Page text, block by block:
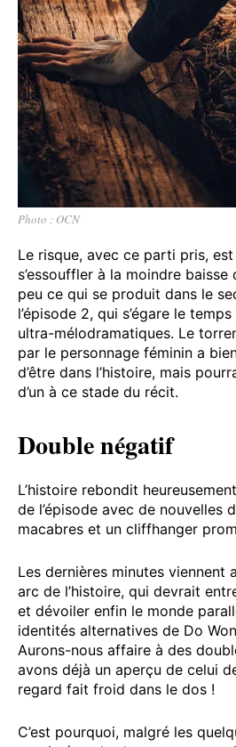
Photo : OCN
Le risque, avec ce parti pris,
s’essouffler à la moindre baisse
peu ce qui se produit dans le
l’épisode 2, qui s’égare le
ultra-mélodramatiques. Le
par le personnage féminin a
d’être dans l’histoire, mais
d’un à ce stade du récit.
Double négatif
L’histoire rebondit
de l’épisode avec de nouvelles
macabres et un cliffhanger
Les dernières minutes viennent
arc de l’histoire, qui devrait
et dévoiler enfin le monde
identités alternatives de Do
Aurons-nous affaire à des
avons déjà un aperçu de celui
regard fait froid dans le dos !
C’est pourquoi, malgré les